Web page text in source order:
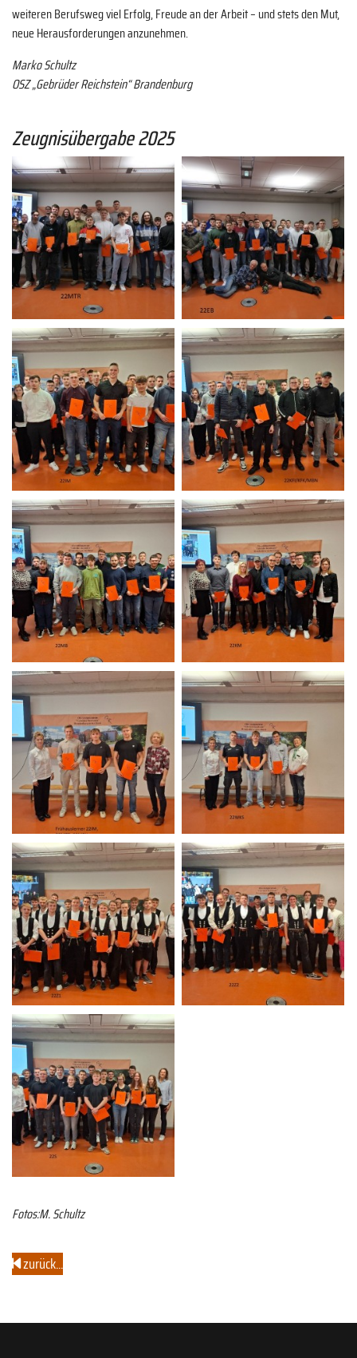
weiteren Berufsweg viel Erfolg, Freude an der Arbeit – und stets den Mut,
neue Herausforderungen anzunehmen.
Marko Schultz
OSZ „Gebrüder Reichstein“ Brandenburg
Zeugnisübergabe 2025
Fotos:M. Schultz
zurück...